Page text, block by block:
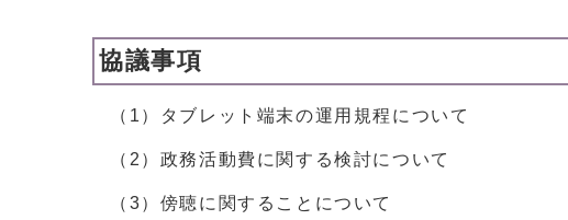
協議事項
（1）タブレット端末の運用規程について
（2）政務活動費に関する検討について
（3）傍聴に関することについて